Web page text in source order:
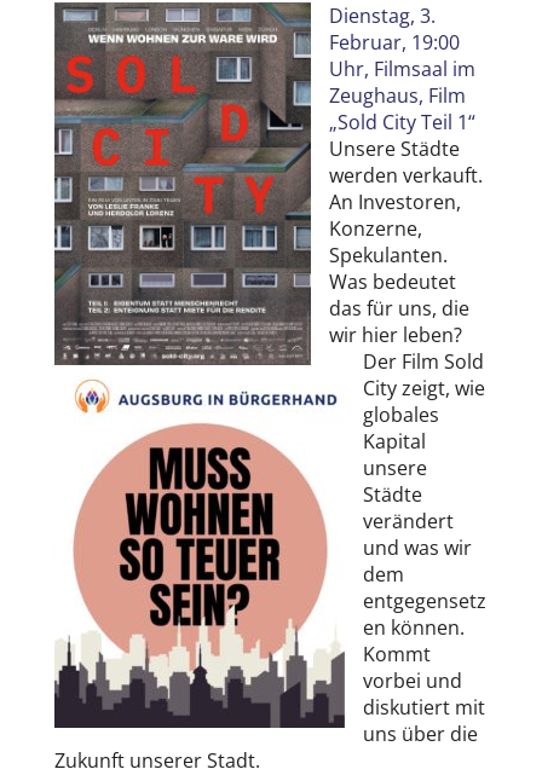
Dienstag, 3.
Februar, 19:00
Uhr, Filmsaal im
Zeughaus, Film
„Sold City Teil 1“
Unsere Städte
werden verkauft.
An Investoren,
Konzerne,
Spekulanten.
Was bedeutet
das für uns, die
wir hier leben?
Der Film Sold
City zeigt, wie
globales
Kapital
unsere
Städte
verändert
und was wir
dem
entgegensetz
en können.
Kommt
vorbei und
diskutiert mit
uns über die
Zukunft unserer Stadt.